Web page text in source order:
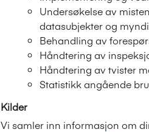
Undersøkelse av
datasubjekter og
Behandling av
Håndtering av
Håndtering av tvister
Statistikk angående
Kilder
Vi samler inn informasjon om